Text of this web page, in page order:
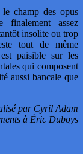
champ des opus
finalement assez
insolite ou trop
tout de même
paisible sur les
qui composent
aussi bancale que
par Cyril Adam
à Éric Duboys